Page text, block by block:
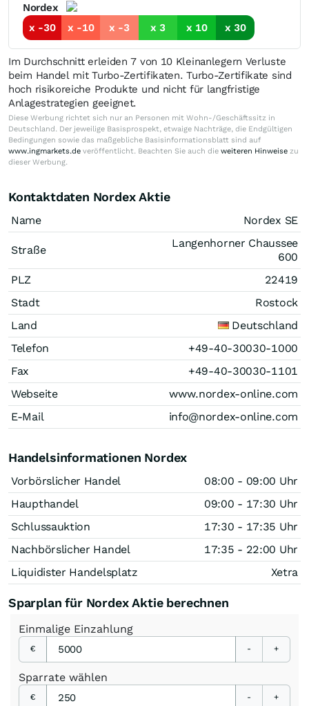
Nordex
x -30
x -10 x -3 x 3 x 10 x 30
Im Durchschnitt erleiden 7 von 10 Kleinanlegern Verluste
beim Handel mit Turbo-Zertifikaten. Turbo-Zertifikate sind
hoch risikoreiche Produkte und nicht für langfristige
Anlagestrategien geeignet.
Diese Werbung richtet sich nur an Personen mit Wohn-/Geschäftssitz in
Deutschland. Der jeweilige Basisprospekt, etwaige Nachträge, die Endgültigen
Bedingungen sowie das maßgebliche Basisinformationsblatt sind auf
www.ingmarkets.de veröffentlicht. Beachten Sie auch die weiteren Hinweise zu
dieser Werbung.
Kontaktdaten Nordex Aktie
Name Nordex SE
Straße
Langenhorner Chaussee
600
PLZ
22419
Stadt
Rostock
Land
Deutschland
Telefon
+49-40-30030-1000
Fax
+49-40-30030-1101
Webseite
www.nordex-online.com
E-Mail
info@nordex-online.com
Handelsinformationen Nordex
Vorbörslicher Handel
08:00 - 09:00 Uhr
Haupthandel
09:00 - 17:30 Uhr
Schlussauktion
17:30 - 17:35 Uhr
Nachbörslicher Handel
17:35 - 22:00 Uhr
Liquidister Handelsplatz
Xetra
Sparplan für Nordex Aktie berechnen
Einmalige Einzahlung
€ - +
Sparrate wählen
€ - +